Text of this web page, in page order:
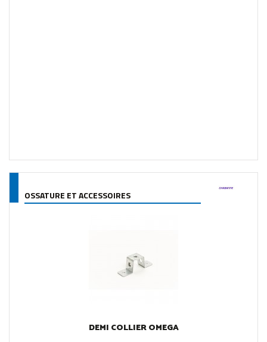
OSSATURE ET ACCESSOIRES
DEMI COLLIER OMEGA